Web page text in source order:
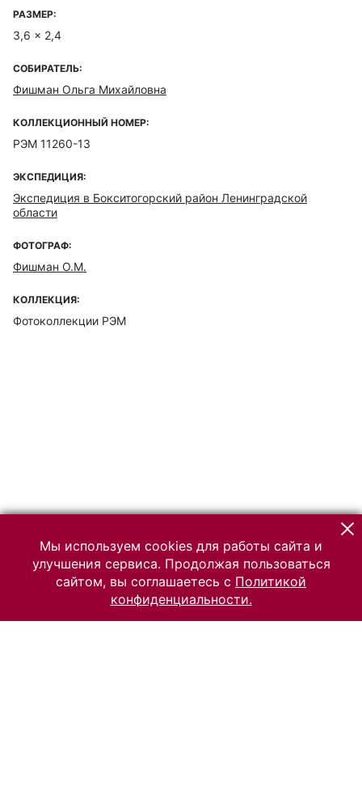
РАЗМЕР:
3,6 x 2,4
СОБИРАТЕЛЬ:
Фишман Ольга Михайловна
КОЛЛЕКЦИОННЫЙ НОМЕР:
РЭМ 11260-13
ЭКСПЕДИЦИЯ:
Экспедиция в Бокситогорский район Ленинградской
области
ФОТОГРАФ:
Фишман О.М.
КОЛЛЕКЦИЯ:
Фотоколлекции РЭМ
Мы используем cookies для работы сайта и
улучшения сервиса. Продолжая пользоваться
сайтом, вы соглашаетесь с Политикой
конфиденциальности.